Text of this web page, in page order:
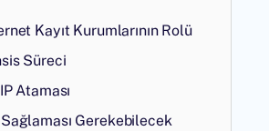
Kayıt Kurumlarının Rolü
Süreci
Ataması
Gerekebilecek